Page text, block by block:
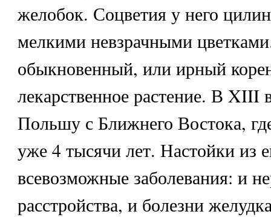
желобок. Соцветия у него
мелкими невзрачными
обыкновенный, или ирный
лекарственное растение. В XIII
Польшу с Ближнего Востока,
уже 4 тысячи лет. Настойки из
всевозможные заболевания: и
расстройства, и болезни